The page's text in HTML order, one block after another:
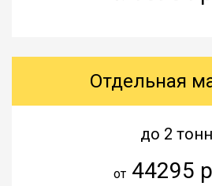
Отдельная
до 2 тонн
от44295